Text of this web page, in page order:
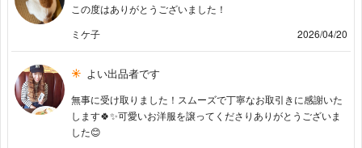
この度はありがとうございました！
ミケ子
2026/04/20
よい出品者です
無事に受け取りました！スムーズで丁寧なお取引きに感謝いた
します🍀✨可愛いお洋服を譲ってくださりありがとうございま
した😊